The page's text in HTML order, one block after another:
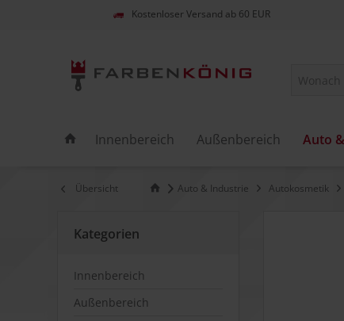
Kostenloser Versand ab 60 EUR
Innenbereich Außenbereich Auto
Übersicht Auto & Industrie Autokosmetik
Kategorien
Innenbereich
Außenbereich